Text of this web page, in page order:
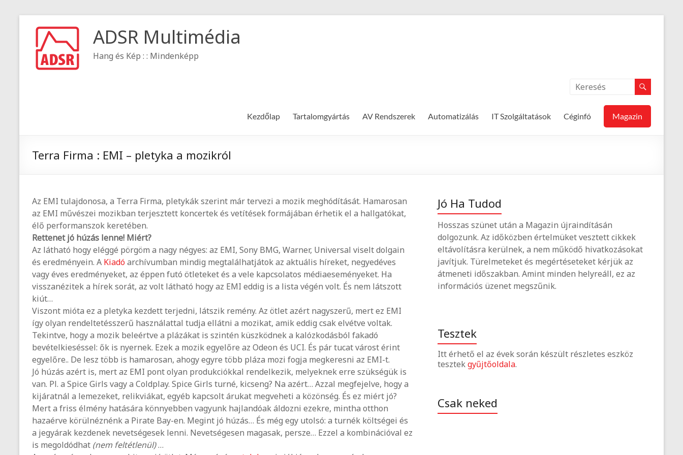
ADSR Multimédia
Hang és Kép : : Mindenképp
Kezdőlap Tartalomgyártás AV Rendszerek Automatizálás IT Szolgáltatások Céginfó Magazin
Terra Firma : EMI – pletyka a mozikról
Az EMI tulajdonosa, a Terra Firma, pletykák szerint már tervezi a mozik meghódítását. Hamarosan
az EMI művészei mozikban terjesztett koncertek és vetítések formájában érhetik el a hallgatókat,
élő performanszok keretében.
Rettenet jó húzás lenne! Miért?
Az látható hogy eléggé pörgöm a nagy négyes: az EMI, Sony BMG, Warner, Universal viselt dolgain
és eredményein. A Kiadóarchívumban mindig megtalálhatjátok az aktuális híreket, negyedéves
vagy éves eredményeket, az éppen futó ötleteket és a vele kapcsolatos médiaeseményeket. Ha
visszanézitek a hírek sorát, az volt látható hogy az EMI eddig is a lista végén volt. És nem látszott
kiút…
Viszont mióta ez a pletyka kezdett terjedni, látszik remény. Az ötlet azért nagyszerű, mert ez EMI
így olyan rendeltetésszerű használattal tudja ellátni a mozikat, amik eddig csak elvétve voltak.
Tekintve, hogy a mozik beleértve a plázákat is szintén küszködnek a kalózkodásból fakadó
bevételkieséssel: ők is nyernek. Ezek a mozik egyelőre az Odeon és UCI. És pár tucat várost érint
egyelőre.. De lesz több is hamarosan, ahogy egyre több pláza mozi fogja megkeresni az EMI-t.
Jó húzás azért is, mert az EMI pont olyan produkciókkal rendelkezik, melyeknek erre szükségük is
van. Pl. a Spice Girls vagy a Coldplay. Spice Girls turné, kicseng? Na azért… Azzal megfejelve, hogy a
kijáratnál a lemezeket, relikviákat, egyéb kapcsolt árukat megveheti a közönség. És ez miért jó?
Mert a friss élmény hatására könnyebben vagyunk hajlandóak áldozni ezekre, mintha otthon
hazaérve körülnéznénk a Pirate Bay-en. Megint jó húzás… És még egy utolsó: a turnék költségei és
a jegyárak kezdenek nevetségesek lenni. Nevetségesen magasak, persze… Ezzel a kombinációval ez
is megoldódhat (nem feltétlenül)…
Jó Ha Tudod
Hosszas szünet után a Magazin újraindításán
dolgozunk. Az időközben értelmüket vesztett cikkek
eltávolításra kerülnek, a nem működő hivatkozásokat
javítjuk. Türelmeteket és megértéseteket kérjük az
átmeneti időszakban. Amint minden helyreáll, ez az
információs üzenet megszűnik.
Tesztek
Itt érhető el az évek során készült részletes eszköz
tesztekgyűjtőoldala.
Csak neked